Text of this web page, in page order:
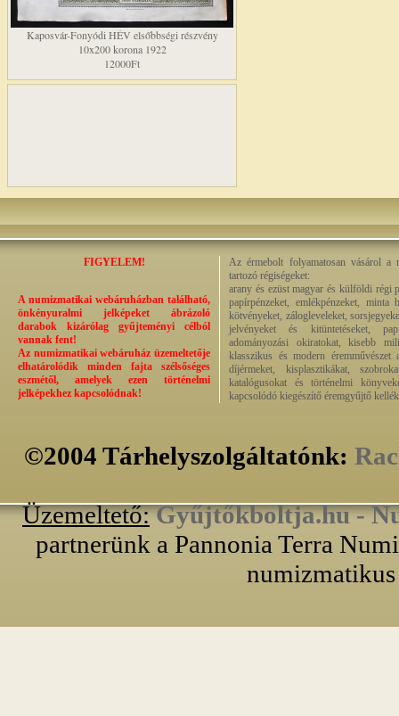
Kaposvár-Fonyódi HÉV elsőbbségi részvény
10x200 korona 1922
12000Ft
FIGYELEM!
A numizmatikai webáruházban található,
önkényuralmi jelképeket ábrázoló
darabok kizárólag gyűjteményi célból
vannak fent!
Az numizmatikai webáruház üzemeltetője
elhatárolódik minden fajta szélsőséges
eszmétől, amelyek ezen történelmi
jelképekhez kapcsolódnak!
Az érmebolt folyamatosan vásárol a
tartozó régiségeket:
arany és ezüst magyar és külföldi régi
papírpénzeket, emlékpénzeket, minta
kötvényeket, zálogleveleket,
jelvényeket és kitüntetéseket,
adományozási okiratokat, kisebb
klasszikus és modern éremművészet
díjérmeket, kisplasztikákat,
katalógusokat és történelmi
kapcsolódó kiegészítő éremgyűjtő
©2004 Tárhelyszolgáltatónk:
Üzemeltető: Gyűjtőkboltja.hu -
partnerünk a Pannonia Terra
numizmatikus